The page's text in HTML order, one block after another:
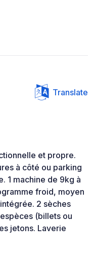
Translate
et propre.
à côté ou parking
1 machine de 9kg à
froid, moyen
2 sèches
(billets ou
jetons. Laverie